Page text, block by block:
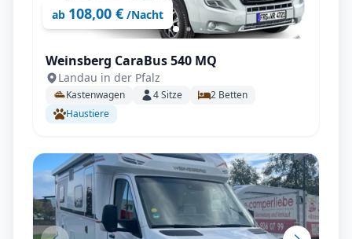
ab 108,00 € /Nacht
Weinsberg CaraBus 540 MQ
Landau in der Pfalz
Kastenwagen 4Sitze 2 Betten
Haustiere